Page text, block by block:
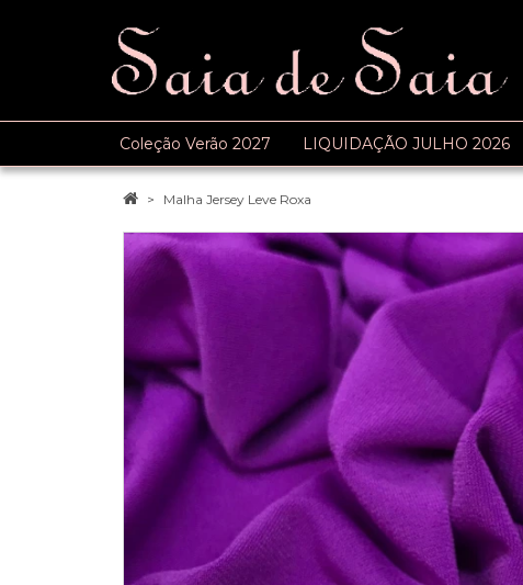
Coleção Verão 2027 LIQUIDAÇÃO JULHO 2026
Malha Jersey Leve Roxa